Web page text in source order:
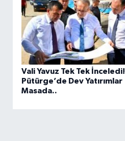
Vali Yavuz Tek Tek İnceledi!
Pütürge’de Dev Yatırımlar
Masada..